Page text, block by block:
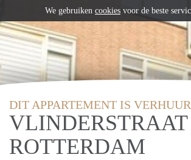
DIT APPARTEMENT IS
ROTTERDAM
We gebruiken cookies voor de beste